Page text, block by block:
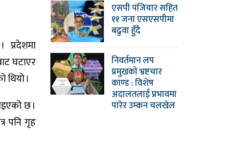
प्रदेशमा
घटाएर
।
छ ।
पनि गृह
एसपी पंजियार सहित
११ जना एसएसपीमा
बढुवा हुँदै
निवर्तमान लप
प्रमुखको भ्रष्टचार
काण्ड : विशेष
अदालतलाई प्रभावमा
पारेर उम्कन चलखेल